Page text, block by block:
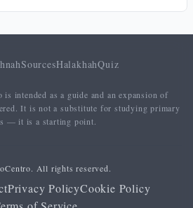
SourcesHalakhahQuiz
is intended as a guide and an expansion of
It is not a substitute for studying primary
— it is a starting point.
All rights reserved.
Privacy PolicyCookie Policy